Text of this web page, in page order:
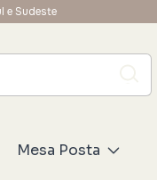
e Sudeste
Mesa Posta